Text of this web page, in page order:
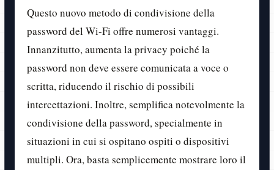
Questo nuovo metodo di condivisione della
password del Wi-Fi offre numerosi vantaggi.
Innanzitutto, aumenta la privacy poiché la
password non deve essere comunicata a voce o
scritta, riducendo il rischio di possibili
intercettazioni. Inoltre, semplifica notevolmente la
condivisione della password, specialmente in
situazioni in cui si ospitano ospiti o dispositivi
multipli. Ora, basta semplicemente mostrare loro il